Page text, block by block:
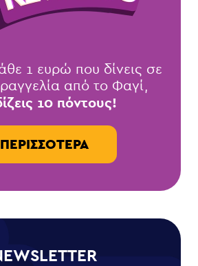
1 ευρώ που δίνεις σε
από το Φαγί,
10 πόντους!
ΠΕΡΙΣΣΌΤΕΡΑ